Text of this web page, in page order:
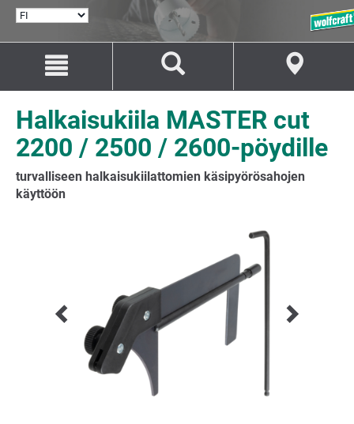
sisältöön
navigaatioon
Halkaisukiila MASTER cut
2200 / 2500 / 2600-pöydille
turvalliseen halkaisukiilattomien käsipyörösahojen
käyttöön